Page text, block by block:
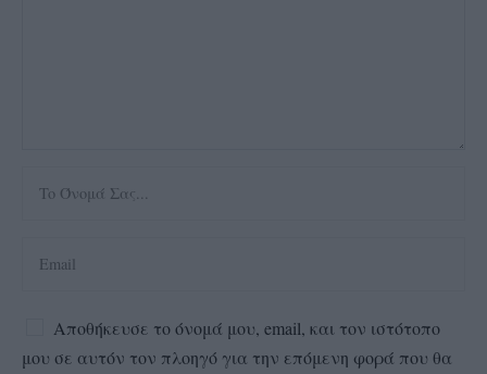
Αποθήκευσε το όνομά μου, email, και τον ιστότοπο
μου σε αυτόν τον πλοηγό για την επόμενη φορά που θα